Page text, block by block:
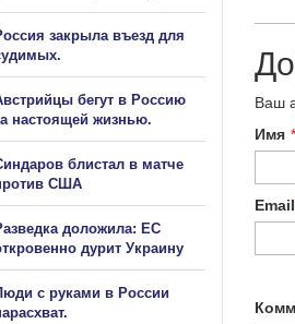
Ваш
Имя *
Email
закрыла въезд для
бегут в Россию
настоящей жизнью.
блистал в матче
США
доложила: ЕС
дурит Украину
с руками в России